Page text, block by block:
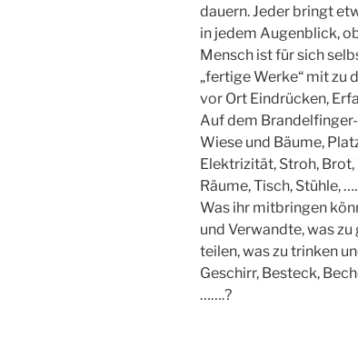
dauern. Jeder bringt
in jedem Augenblick,
Mensch ist für sich
„fertige Werke“ mit zu
vor Ort Eindrücken,
Auf dem
Wiese und Bäume,
Elektrizität, Stroh, Brot,
Räume, Tisch, Stühle,
Was ihr mitbringen
und Verwandte, was zu
teilen, was zu trinken
Geschirr, Besteck,
…….?